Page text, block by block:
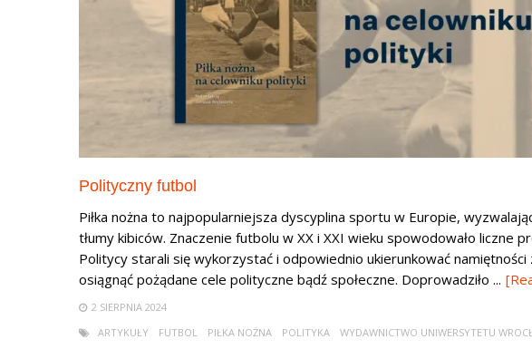
Polityczny futbol
Piłka nożna to najpopularniejsza dyscyplina sportu w Europie,
tłumy kibiców. Znaczenie futbolu w XX i XXI wieku spowodowało liczne
Politycy starali się wykorzystać i odpowiednio ukierunkować
osiągnąć pożądane cele polityczne bądź społeczne. Doprowadziło ...
2 SIERPNIA 2024
ARTYKUŁY
FUTBOL PIŁKA NOŻNA POLITYKA WYDAWNICTWO UNIWERSYTETU